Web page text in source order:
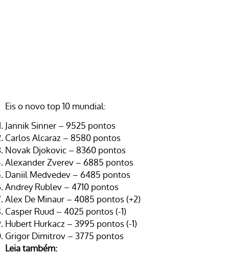
Eis o novo top 10 mundial:
Jannik Sinner – 9525 pontos
Carlos Alcaraz – 8580 pontos
Novak Djokovic – 8360 pontos
Alexander Zverev – 6885 pontos
Daniil Medvedev – 6485 pontos
Andrey Rublev – 4710 pontos
Alex De Minaur – 4085 pontos (+2)
Casper Ruud – 4025 pontos (-1)
Hubert Hurkacz – 3995 pontos (-1)
Grigor Dimitrov – 3775 pontos
Leia também: